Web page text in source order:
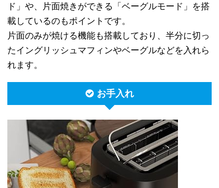
ド」や、片面焼きができる「ベーグルモード」を搭
載しているのもポイントです。
片面のみが焼ける機能も搭載しており、半分に切っ
たイングリッシュマフィンやベーグルなどを入れら
れます。
お手入れ